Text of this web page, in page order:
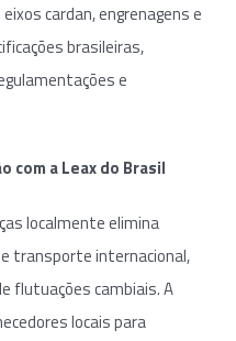
cardan, engrenagens e
brasileiras,
e
com a Leax do Brasil
localmente elimina
transporte internacional,
flutuações cambiais. A
locais para